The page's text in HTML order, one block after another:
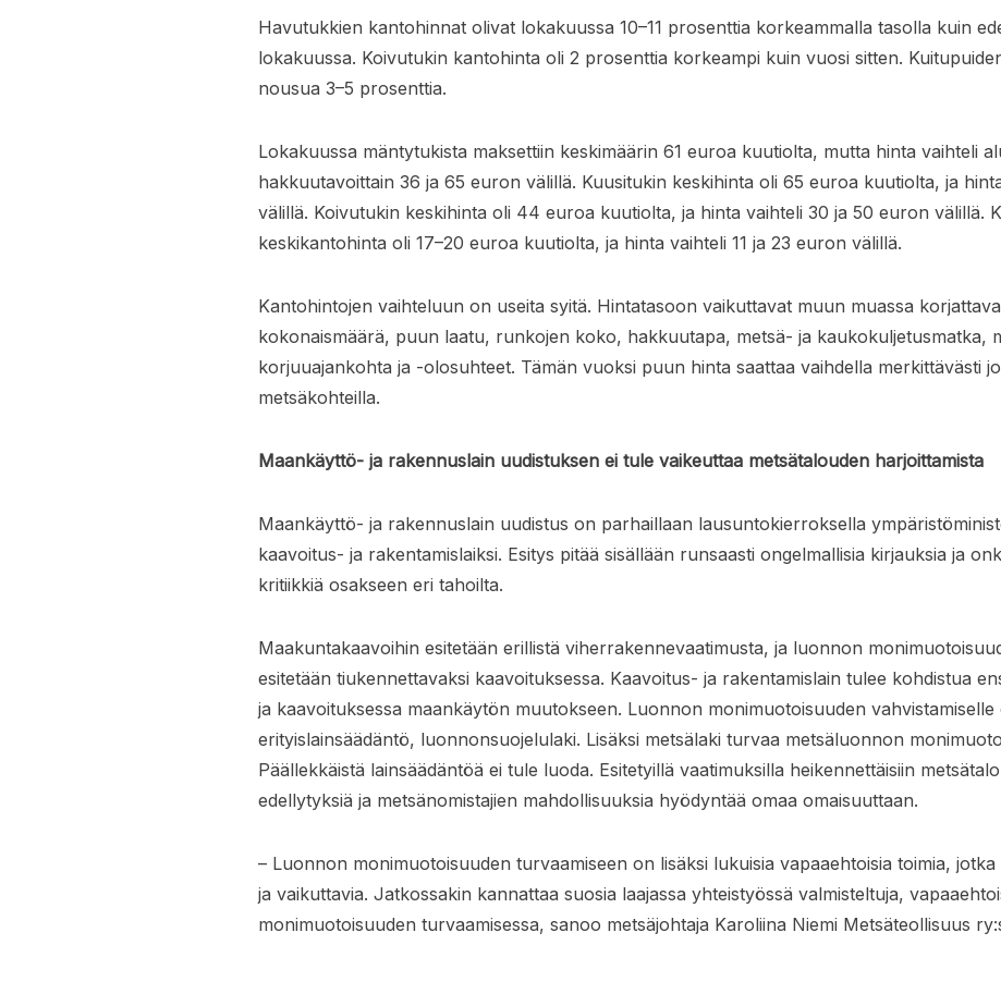
Havutukkien kantohinnat olivat lokakuussa 10–11 prosenttia korkeammalla tasolla kuin
lokakuussa. Koivutukin kantohinta oli 2 prosenttia korkeampi kuin vuosi sitten.
nousua 3–5 prosenttia.
Lokakuussa mäntytukista maksettiin keskimäärin 61 euroa kuutiolta, mutta hinta vaihteli
hakkuutavoittain 36 ja 65 euron välillä. Kuusitukin keskihinta oli 65 euroa kuutiolta, ja
välillä. Koivutukin keskihinta oli 44 euroa kuutiolta, ja hinta vaihteli 30 ja 50 euron välillä.
keskikantohinta oli 17–20 euroa kuutiolta, ja hinta vaihteli 11 ja 23 euron välillä.
Kantohintojen vaihteluun on useita syitä. Hintatasoon vaikuttavat muun muassa
kokonaismäärä, puun laatu, runkojen koko, hakkuutapa, metsä- ja kaukokuljetusmatka,
korjuuajankohta ja -olosuhteet. Tämän vuoksi puun hinta saattaa vaihdella merkittävästi
metsäkohteilla.
Maankäyttö- ja rakennuslain uudistuksen ei tule vaikeuttaa metsätalouden harjoittamista
Maankäyttö- ja rakennuslain uudistus on parhaillaan lausuntokierroksella
kaavoitus- ja rakentamislaiksi. Esitys pitää sisällään runsaasti ongelmallisia kirjauksia ja
kritiikkiä osakseen eri tahoilta.
Maakuntakaavoihin esitetään erillistä viherrakennevaatimusta, ja luonnon
esitetään tiukennettavaksi kaavoituksessa. Kaavoitus- ja rakentamislain tulee kohdistua
ja kaavoituksessa maankäytön muutokseen. Luonnon monimuotoisuuden vahvistamiselle
erityislainsäädäntö, luonnonsuojelulaki. Lisäksi metsälaki turvaa metsäluonnon
Päällekkäistä lainsäädäntöä ei tule luoda. Esitetyillä vaatimuksilla heikennettäisiin
edellytyksiä ja metsänomistajien mahdollisuuksia hyödyntää omaa omaisuuttaan.
– Luonnon monimuotoisuuden turvaamiseen on lisäksi lukuisia vapaaehtoisia toimia,
ja vaikuttavia. Jatkossakin kannattaa suosia laajassa yhteistyössä valmisteltuja,
monimuotoisuuden turvaamisessa, sanoo metsäjohtaja Karoliina Niemi Metsäteollisuus